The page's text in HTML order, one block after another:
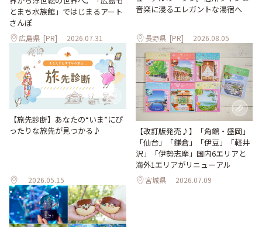
とまち水族館」ではじまるアート
さんぽ
広島県 [PR] 2026.07.31
音楽に浸るエレガントな湯宿へ
長野県 [PR] 2026.08.05
【旅先診断】あなたの“いま”にぴ
ったりな旅先が見つかる♪
2026.05.15
【改訂版発売♪】「角館・盛岡」
「仙台」「鎌倉」「伊豆」「軽井
沢」「伊勢志摩」国内6エリアと
海外1エリアがリニューアル
宮城県 2026.07.09